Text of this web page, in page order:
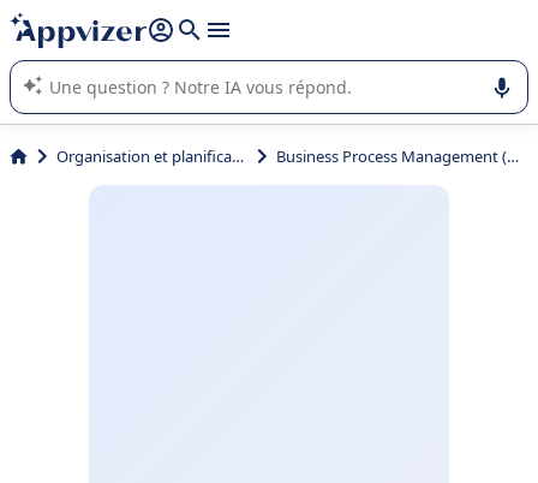
répondre (plusieurs lignes avec
L'IA de Appvizer vous guide dans l'utilisation ou la sélection de
logiciel SaaS en entreprise.
Organisation et planification Business Process Management (BPM)